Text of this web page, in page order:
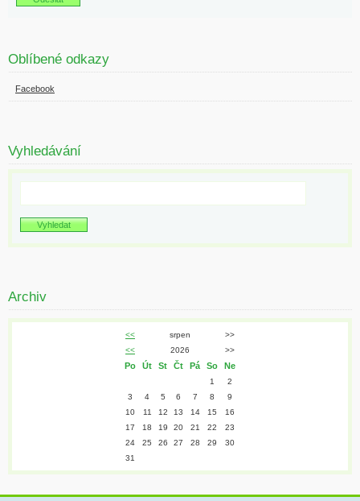
Oblíbené odkazy
Facebook
Vyhledávání
Archiv
<< srpen
>>
<<
2026 >>
Po Út St Čt Pá So Ne
1
2
3
4 5 6 7 8
9
10
11 12 13 14 15
16
17
18 19 20 21 22
23
24
25 26 27 28 29
30
31